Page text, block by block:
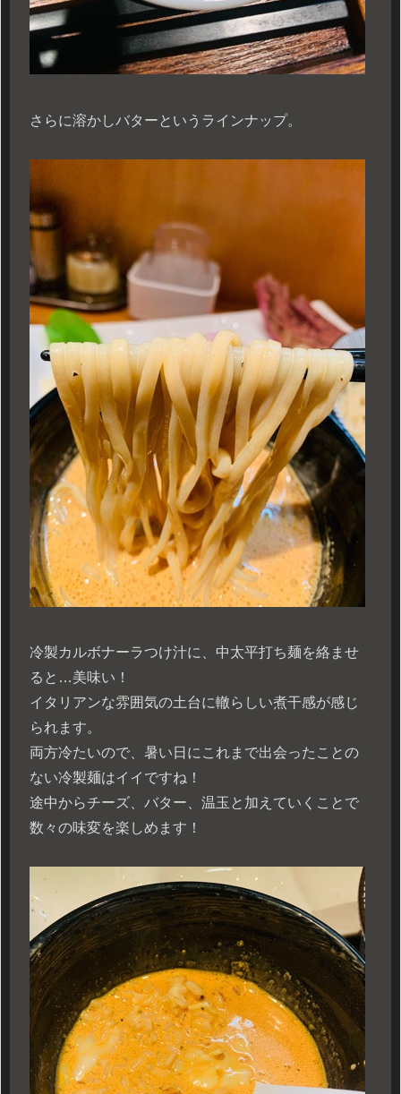
さらに溶かしバターというラインナップ。
冷製カルボナーラつけ汁に、中太平打ち麺を絡ませ
ると…美味い！
イタリアンな雰囲気の土台に轍らしい煮干感が感じ
られます。
両方冷たいので、暑い日にこれまで出会ったことの
ない冷製麺はイイですね！
途中からチーズ、バター、温玉と加えていくことで
数々の味変を楽しめます！